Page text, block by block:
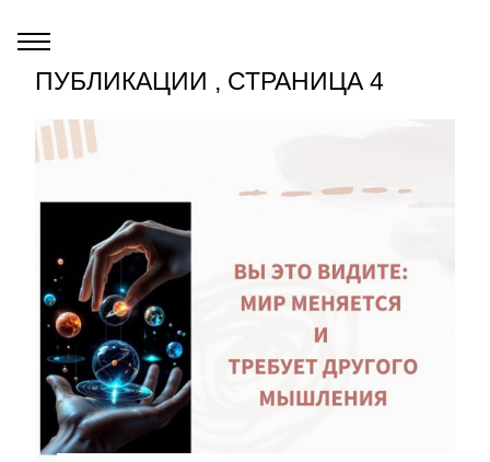
ПУБЛИКАЦИИ , СТРАНИЦА 4